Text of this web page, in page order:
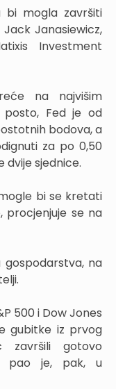
bi mogla završiti
Janasiewicz,
Investment
na najvišim
Fed je od
bodova, a
za po 0,50
sjednice.
bi se kretati
procjenjuje se na
na
500 i Dow Jones
gubitke iz prvog
završili gotovo
pao je, pak, u